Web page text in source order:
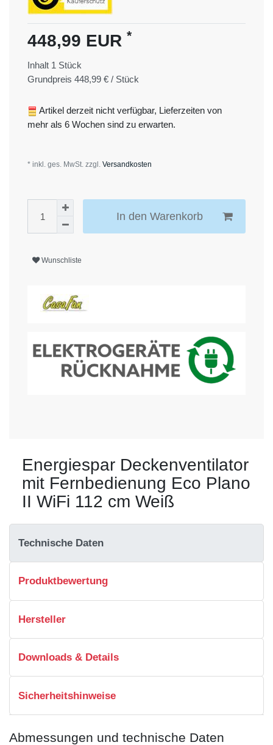
448,99 EUR *
Inhalt 1 Stück
Grundpreis 448,99 € / Stück
Artikel derzeit nicht verfügbar, Lieferzeiten von
mehr als 6 Wochen sind zu erwarten.
* inkl. ges. MwSt. zzgl. Versandkosten
In den Warenkorb
Wunschliste
Energiespar Deckenventilator
mit Fernbedienung Eco Plano
II WiFi 112 cm Weiß
Technische Daten
Produktbewertung
Hersteller
Downloads & Details
Sicherheitshinweise
Abmessungen und technische Daten